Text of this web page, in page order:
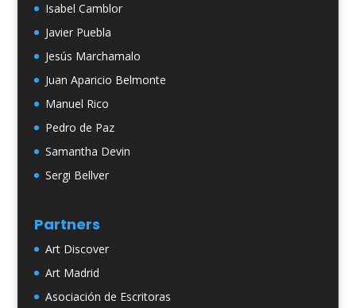
Isabel Camblor
Javier Puebla
Jesús Marchamalo
Juan Aparicio Belmonte
Manuel Rico
Pedro de Paz
Samantha Devin
Sergi Bellver
Partners
Art Discover
Art Madrid
Asociación de Escritoras